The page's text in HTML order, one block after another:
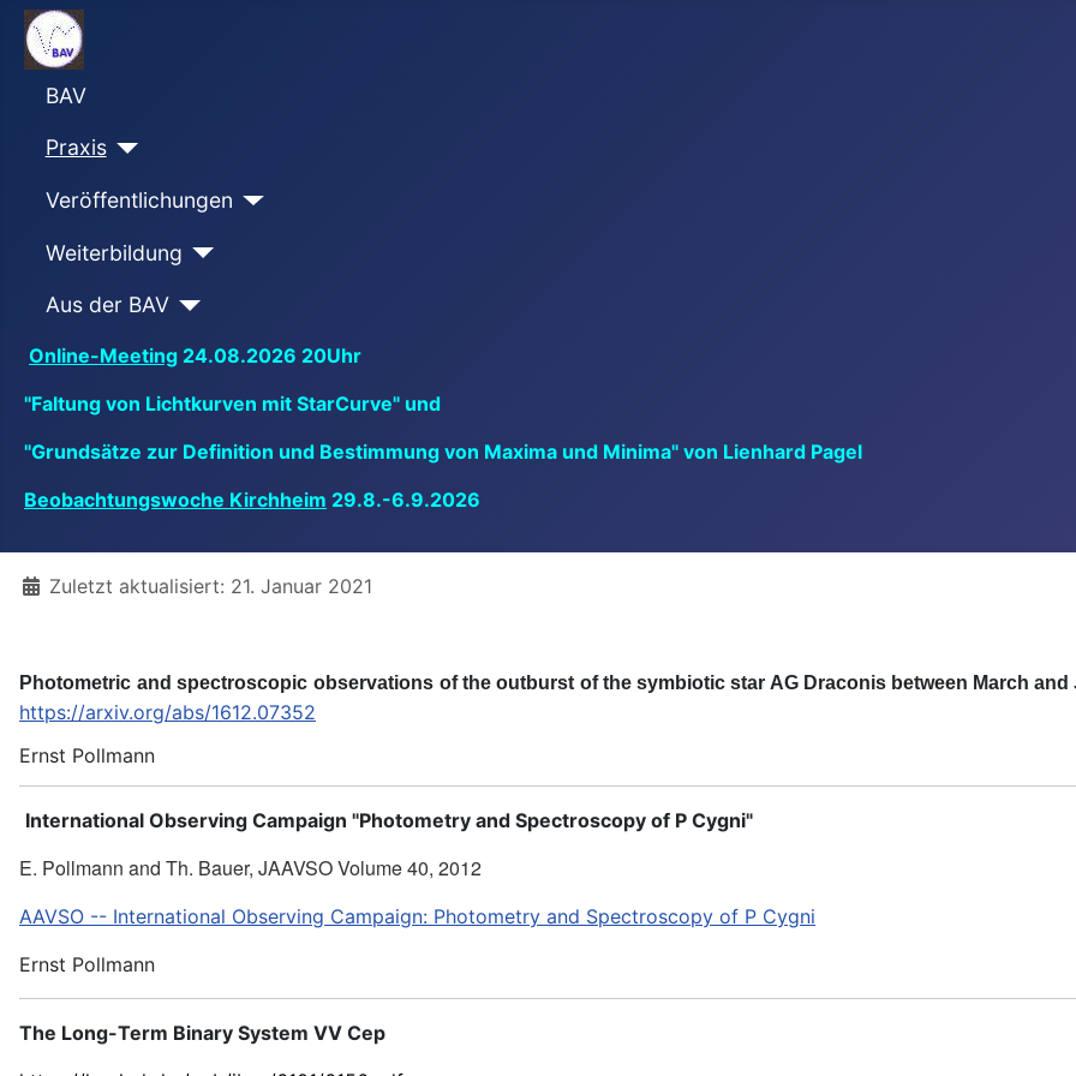
BAV
Praxis
Veröffentlichungen
Weiterbildung
Aus der BAV
Online-Meeting 24.08.2026 20Uhr
"Faltung von Lichtkurven mit StarCurve" und
"Grundsätze zur Definition und Bestimmung von Maxima und Minima" von Lienhard Pagel
Beobachtungswoche Kirchheim 29.8.-6.9.2026
DetailsZuletzt aktualisiert: 21. Januar 2021
P hotometric and spectroscopic observations of the outburst of the symbiotic star AG Draconis between March and
https://arxiv.org/abs/1612.07352
Ernst Pollmann
International Observing Campaign "Photometry and Spectroscopy of P Cygni"
E. Pollmann and Th. Bauer, JAAVSO Volume 40, 2012
AAVSO -- International Observing Campaign: Photometry and Spectroscopy of P Cygni
Ernst Pollmann
The Long-Term Binary System VV Cep